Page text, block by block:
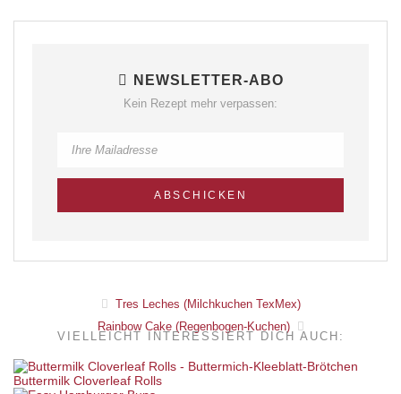
NEWSLETTER-ABO
Kein Rezept mehr verpassen:
Tres Leches (Milchkuchen TexMex)
Rainbow Cake (Regenbogen-Kuchen)
VIELLEICHT INTERESSIERT DICH AUCH:
Buttermilk Cloverleaf Rolls